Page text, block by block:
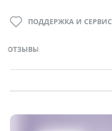
ОТЗЫВЫ
ПОДДЕРЖКА И СЕРВИС